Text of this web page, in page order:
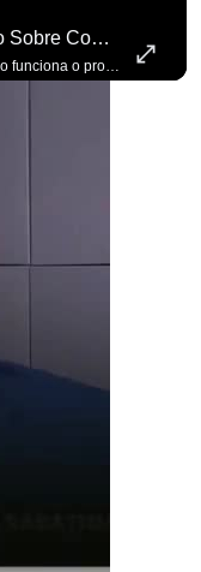
Zema Demonstra Desconhecimento Sobre Como Funciona O Processo De Mudança Das Leis. #OAntagonista
para não perder nenhuma